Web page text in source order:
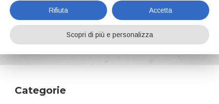
Protezione passiva dal fuoco
Home News Protezione passiva dal fuoco
Categorie
Rifiuta Accetta
Scopri di più e personalizza